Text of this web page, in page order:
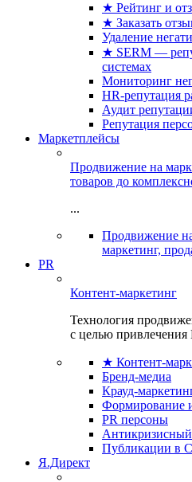
★ Рейтинг и
★ Заказать
Удаление
★ SERM —
системах
Мониторинг
HR-репутация
Аудит
Репутация
Маркетплейсы
Продвижение на
товаров до
...
Продвижение
маркетинг,
PR
Контент-маркетинг
Технология
с целью
★ Контент-
Бренд-медиа
Крауд-
Формирование
PR персоны
Антикризисный
Публикации в
Я.Директ